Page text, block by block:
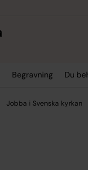
Begravning Du
Jobba i Svenska kyrkan